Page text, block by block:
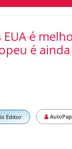
é
é ainda
Editor